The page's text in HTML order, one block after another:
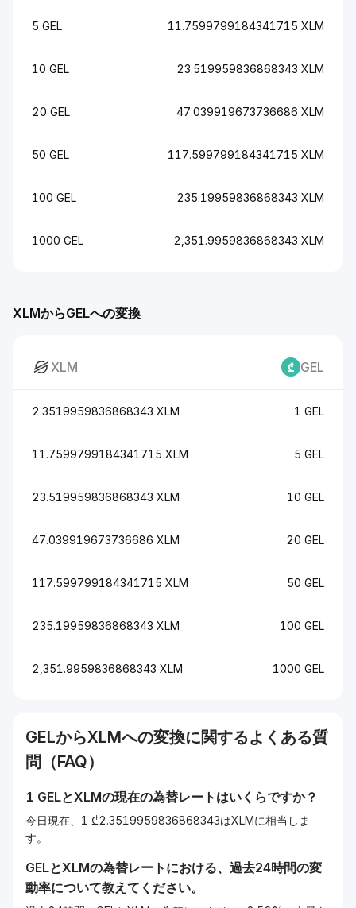
XLMからGELへの変換
XLM GEL
2.3519959836868343 XLM 1 GEL
11.7599799184341715 XLM 5 GEL
23.519959836868343 XLM 10 GEL
47.039919673736686 XLM 20 GEL
117.599799184341715 XLM 50 GEL
235.19959836868343 XLM 100 GEL
2,351.9959836868343 XLM 1000 GEL
5 GEL 11.7599799184341715 XLM
10 GEL 23.519959836868343 XLM
20 GEL 47.039919673736686 XLM
50 GEL 117.599799184341715 XLM
100 GEL 235.19959836868343 XLM
1000 GEL 2,351.9959836868343 XLM
GELからXLMへの変換に関するよくある質
問（FAQ）
1 GELとXLMの現在の為替レートはいくらですか？
今日現在、1 ₾2.3519959836868343はXLMに相当しま
す。
GELとXLMの為替レートにおける、過去24時間の変
動率について教えてください。